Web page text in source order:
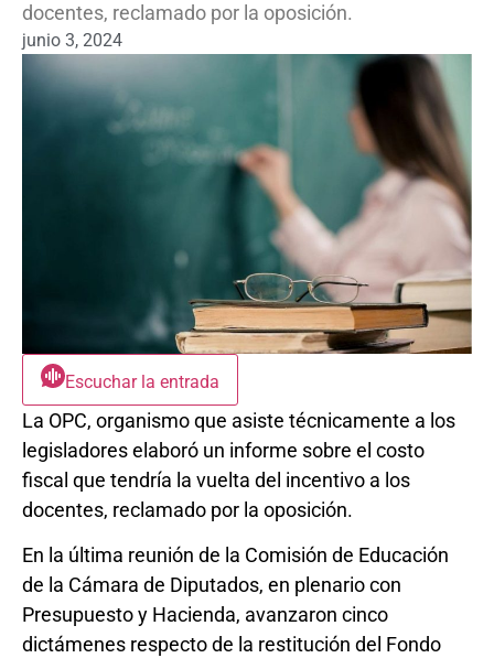
docentes, reclamado por la oposición.
junio 3, 2024
Escuchar la entrada
La OPC, organismo que asiste técnicamente a los
legisladores elaboró un informe sobre el costo
fiscal que tendría la vuelta del incentivo a los
docentes, reclamado por la oposición.
En la última reunión de la Comisión de Educación
de la Cámara de Diputados, en plenario con
Presupuesto y Hacienda, avanzaron cinco
dictámenes respecto de la restitución del Fondo